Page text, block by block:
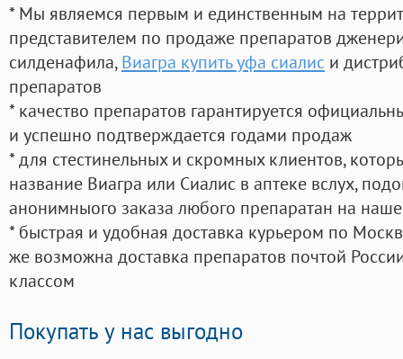
* Мы являемся первым и единственным на
представителем по продаже препаратов
силденафила, Виагра купить уфа сиалис и
препаратов
* качество препаратов гарантируется
и успешно подтверждается годами продаж
* для стестинельных и скромных клиентов,
название Виагра или Сиалис в аптеке вслух,
анонимныого заказа любого препаратан на
* быстрая и удобная доставка курьером по
же возможна доставка препаратов почтой
классом
Покупать у нас выгодно